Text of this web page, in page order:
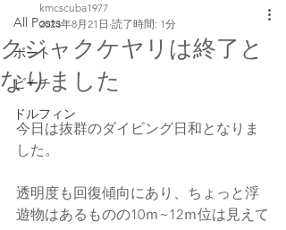
All Posts
ボート
ビーチ
ドルフィン
クジャクケヤリは終了と
なりました
kmcscuba1977
2023年8月21日 読了時間: 1分
今日は抜群のダイビング日和となりま
した。
透明度も回復傾向にあり、ちょっと浮
遊物はあるものの10ｍ~12ｍ位は見えて